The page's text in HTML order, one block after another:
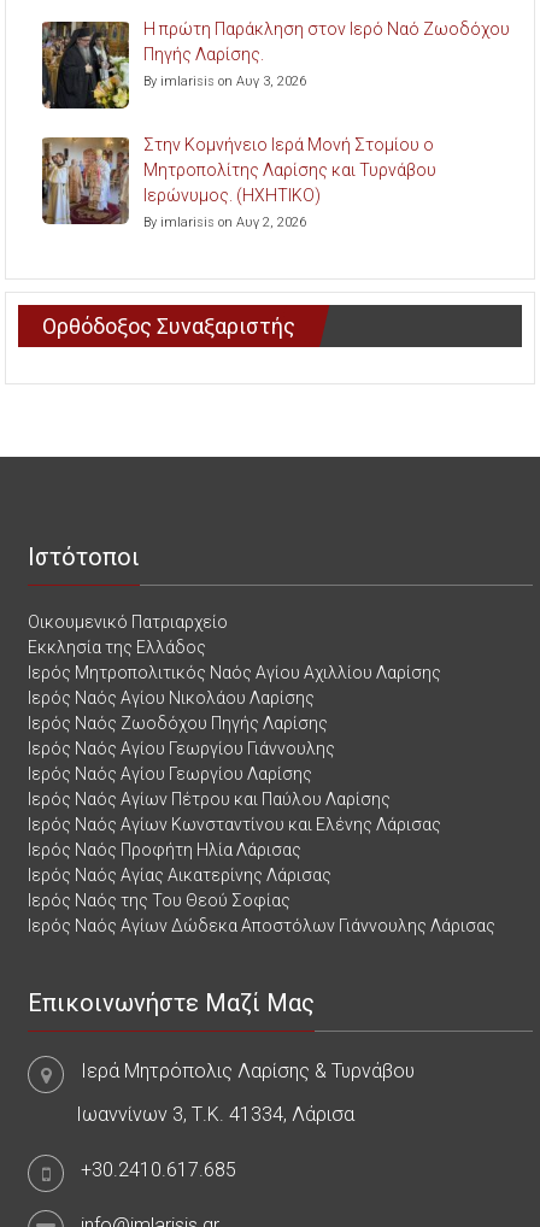
Η πρώτη Παράκληση στον Ιερό Ναό Ζωοδόχου
Πηγής Λαρίσης.
By imlarisis on Αυγ 3, 2026
Στην Κομνήνειο Ιερά Μονή Στομίου ο
Μητροπολίτης Λαρίσης και Τυρνάβου
Ιερώνυμος. (ΗΧΗΤΙΚΟ)
By imlarisis on Αυγ 2, 2026
Ορθόδοξος Συναξαριστής
Ιστότοποι
Οικουμενικό Πατριαρχείο
Εκκλησία της Ελλάδος
Ιερός Μητροπολιτικός Ναός Αγίου Αχιλλίου Λαρίσης
Ιερός Ναός Αγίου Νικολάου Λαρίσης
Ιερός Ναός Ζωοδόχου Πηγής Λαρίσης
Ιερός Ναός Αγίου Γεωργίου Γιάννουλης
Ιερός Ναός Αγίου Γεωργίου Λαρίσης
Ιερός Ναός Αγίων Πέτρου και Παύλου Λαρίσης
Ιερός Ναός Αγίων Κωνσταντίνου και Ελένης Λάρισας
Ιερός Ναός Προφήτη Ηλία Λάρισας
Ιερός Ναός Αγίας Αικατερίνης Λάρισας
Ιερός Ναός της Του Θεού Σοφίας
Ιερός Ναός Αγίων Δώδεκα Αποστόλων Γιάννουλης Λάρισας
Επικοινωνήστε Μαζί Μας
Ιερά Μητρόπολις Λαρίσης & Τυρνάβου
Ιωαννίνων 3, Τ.Κ. 41334, Λάρισα
+30.2410.617.685